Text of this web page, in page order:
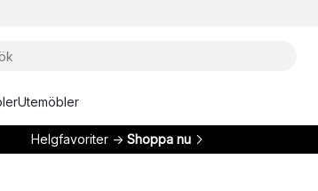
Utemöbler
Helgfavoriter → Shoppa nu